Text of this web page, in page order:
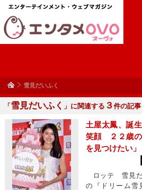
雪見だいふく
「雪見だいふく 」に関連する ３件の記事
土屋太鳳、誕
笑顔 ２２歳の
を見つけたい」
ロッテ 雪見だ
の『ドリーム雪